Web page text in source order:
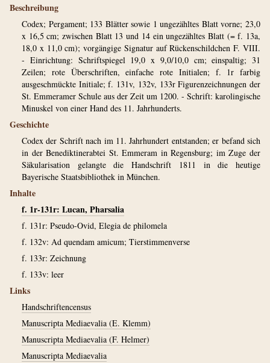
Beschreibung
Codex; Pergament; 133 Blätter sowie 1 ungezähltes Blatt vorne; 23,0
x 16,5 cm; zwischen Blatt 13 und 14 ein ungezähltes Blatt (= f. 13a,
18,0 x 11,0 cm); vorgängige Signatur auf Rückenschildchen F. VIII.
- Einrichtung: Schriftspiegel 19,0 x 9,0/10,0 cm; einspaltig; 31
Zeilen; rote Überschriften, einfache rote Initialen; f. 1r farbig
ausgeschmückte Initiale; f. 131v, 132v, 133r Figurenzeichnungen der
St. Emmeramer Schule aus der Zeit um 1200. - Schrift: karolingische
Minuskel von einer Hand des 11. Jahrhunderts.
Geschichte
Codex der Schrift nach im 11. Jahrhundert entstanden; er befand sich
in der Benediktinerabtei St. Emmeram in Regensburg; im Zuge der
Säkularisation gelangte die Handschrift 1811 in die heutige
Bayerische Staatsbibliothek in München.
Inhalte
f. 1r-131r: Lucan, Pharsalia
f. 131r: Pseudo-Ovid, Elegia de philomela
f. 132v: Ad quendam amicum; Tierstimmenverse
f. 133r: Zeichnung
f. 133v: leer
Links
Handschriftencensus
Manuscripta Mediaevalia (E. Klemm)
Manuscripta Mediaevalia (F. Helmer)
Manuscripta Mediaevalia